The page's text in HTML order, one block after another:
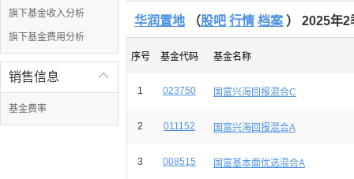
旗下基金收入分析
旗下基金费用分析

销售信息
基金费率
华润置地 （股吧 行情 档案 ） 2025年
序号 基金代码 基金名称
1 023750 国富兴海回报混合C
2 011152 国富兴海回报混合A
3 008515 国富基本面优选混合A